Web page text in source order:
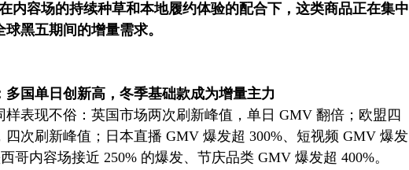
内容场的持续种草和本地履约体验的配合下，这类商品正在集中
黑五期间的增量需求。
多国单日创新高，冬季基础款成为增量主力
样表现不俗：英国市场两次刷新峰值，单日 GMV 翻倍；欧盟四
四次刷新峰值；日本直播 GMV 爆发超 300%、短视频 GMV 爆发
哥内容场接近 250% 的爆发、节庆品类 GMV 爆发超 400%。